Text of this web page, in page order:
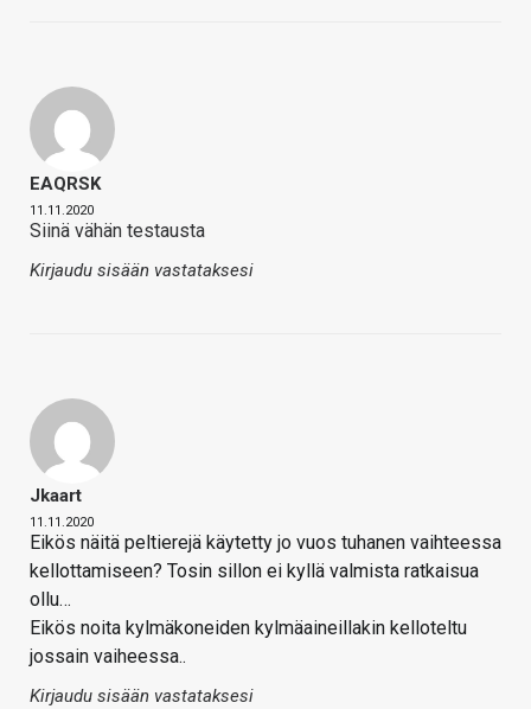
EAQRSK
11.11.2020
Siinä vähän testausta
Kirjaudu sisään vastataksesi
Jkaart
11.11.2020
Eikös näitä peltierejä käytetty jo vuos tuhanen vaihteessa
kellottamiseen? Tosin sillon ei kyllä valmista ratkaisua
ollu…
Eikös noita kylmäkoneiden kylmäaineillakin kelloteltu
jossain vaiheessa..
Kirjaudu sisään vastataksesi